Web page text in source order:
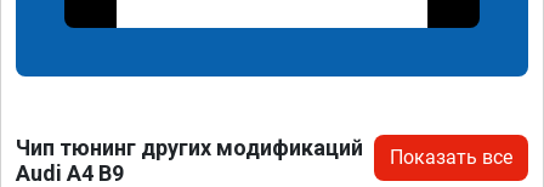
Чип тюнинг других модификаций
Audi A4 B9
Показать все